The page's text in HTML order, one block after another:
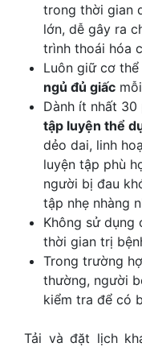
trong thời gian
lớn, dễ gây ra
trình thoái hóa
Luôn giữ cơ
ngủ đủ giấc
Dành ít nhất
tập luyện thể
dẻo dai, linh
luyện tập phù
người bị đau
tập nhẹ nhàng
Không sử
thời gian trị
Trong trường
thường, người
kiểm tra để có
Tải và đặt lịch